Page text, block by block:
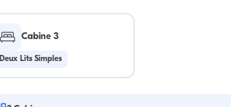
Cabine 3
Deux Lits Simples